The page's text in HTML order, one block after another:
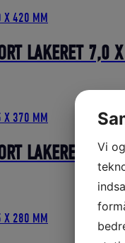
LAKERET 7,0
LAKERET 5,5
Vi